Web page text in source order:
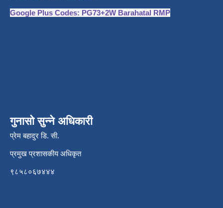
Google Plus Codes: PG73+2W Barahatal RMP
गुनासो सुन्ने अधिकारी
प्रेम बहादुर डि. सी.
प्रमुख प्रशासकीय अधिकृत
९८५८०६७४४४